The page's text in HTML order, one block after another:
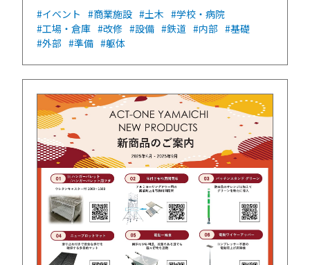
#イベント #商業施設 #土木 #学校・病院
#工場・倉庫 #改修 #設備 #鉄道 #内部 #基礎
#外部 #準備 #躯体